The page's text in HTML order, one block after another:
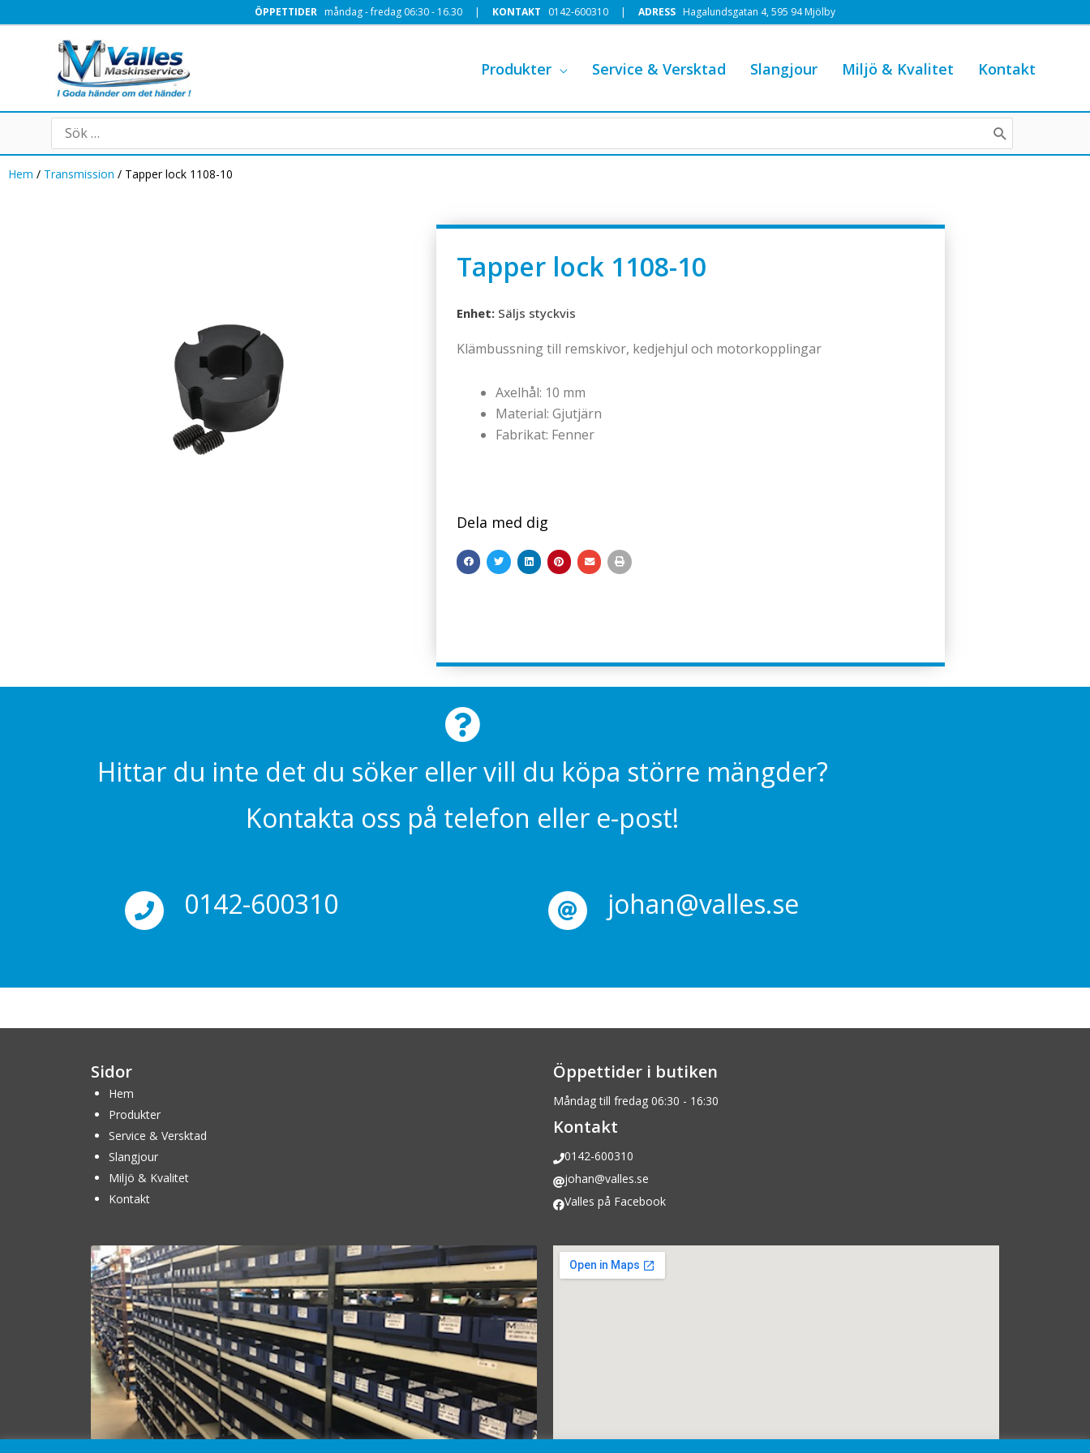
till
ÖPPETTIDER måndag - fredag 06:30 - 16.30 | KONTAKT 0142-600310 | ADRESS Hagalundsgatan 4, 595 94 Mjölby
Produkter Service & Versktad Slangjour Miljö & Kvalitet Kontakt
Search
for:
Hem / Transmission / Tapper lock 1108-10
Tapper lock 1108-10
Enhet: Säljs styckvis
Klämbussning till remskivor, kedjehjul och motorkopplingar
Axelhål: 10 mm
Material: Gjutjärn
Fabrikat: Fenner
Dela med dig
Hittar du inte det du söker eller vill du köpa större mängder?
Kontakta oss på telefon eller e-post!
0142-600310 johan@valles.se
Sidor
Hem
Produkter
Service & Versktad
Slangjour
Miljö & Kvalitet
Kontakt
Öppettider i butiken
Måndag till fredag 06:30 - 16:30
Kontakt
0142-600310
johan@valles.se
Valles på Facebook